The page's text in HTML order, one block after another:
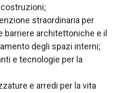
costruzioni;
straordinaria per
barriere architettoniche e il
degli spazi interni;
e tecnologie per la
e arredi per la vita